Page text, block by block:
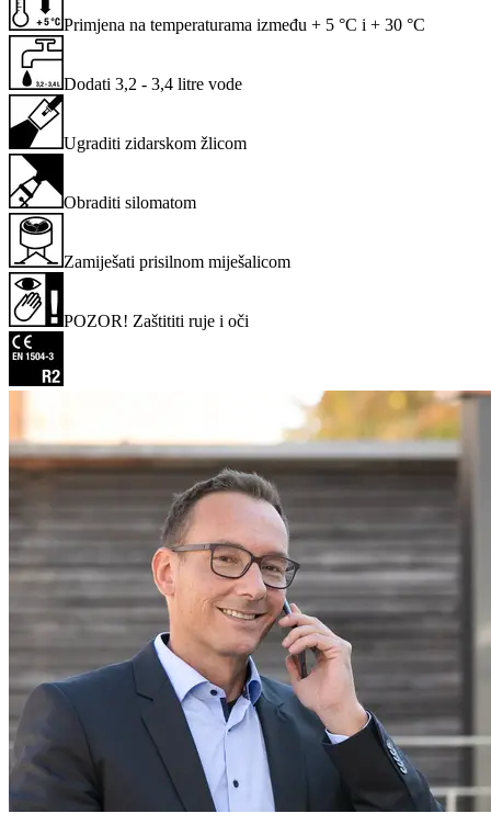
Primjena na temperaturama između + 5 °C i + 30 °C
Dodati 3,2 - 3,4 litre vode
Ugraditi zidarskom žlicom
Obraditi silomatom
Zamiješati prisilnom miješalicom
POZOR! Zaštititi ruje i oči